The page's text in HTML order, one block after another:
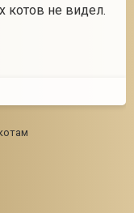
котов не видел.